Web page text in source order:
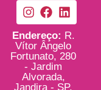
Endereço: R.
Vítor Ângelo
Fortunato, 280
- Jardim
Alvorada,
Jandira - SP,